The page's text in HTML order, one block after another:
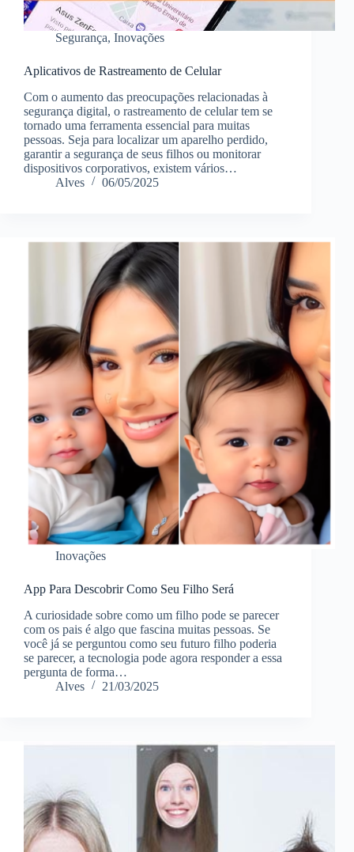
Segurança, Inovações
Aplicativos de Rastreamento de Celular
Com o aumento das preocupações relacionadas à
segurança digital, o rastreamento de celular tem se
tornado uma ferramenta essencial para muitas
pessoas. Seja para localizar um aparelho perdido,
garantir a segurança de seus filhos ou monitorar
dispositivos corporativos, existem vários…
Alves
06/05/2025
Inovações
App Para Descobrir Como Seu Filho Será
A curiosidade sobre como um filho pode se parecer
com os pais é algo que fascina muitas pessoas. Se
você já se perguntou como seu futuro filho poderia
se parecer, a tecnologia pode agora responder a essa
pergunta de forma…
Alves
21/03/2025